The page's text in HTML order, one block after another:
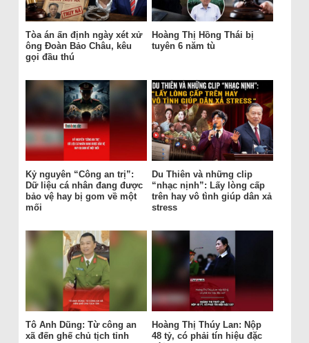
Tòa án ấn định ngày xét xử
ông Đoàn Bảo Châu, kêu
gọi đầu thú
Hoàng Thị Hồng Thái bị
tuyên 6 năm tù
Kỷ nguyên “Công an trị”:
Dữ liệu cá nhân đang được
bảo vệ hay bị gom về một
mối
Du Thiên và những clip
“nhạc nịnh”: Lấy lòng cấp
trên hay vô tình giúp dân xả
stress
Tô Anh Dũng: Từ công an
xã đến ghế chủ tịch tỉnh
Hoàng Thị Thúy Lan: Nộp
48 tỷ, có phải tín hiệu đặc